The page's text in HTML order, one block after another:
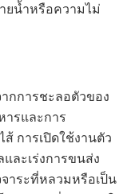
ยน้ำหรือความไม่
ากการชะลอตัวของ
ารและการ
การเปิดใช้งานตัว
ละเร่งการขนส่ง
าระที่หลวมหรือเป็น